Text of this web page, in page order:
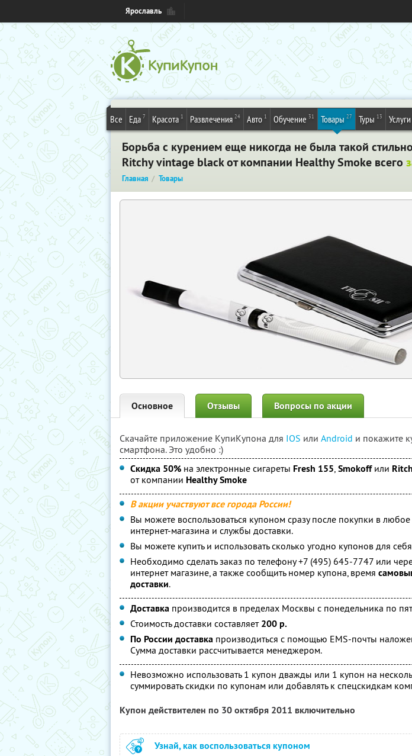
Ярославль
Все Еда 7 Красота 1 Развлечения 24 Авто 1 Обучение 31 Товары 27 Туры 13 Услуги
Борьба с курением еще никогда не была такой
Ritchy vintage black от компании Healthy Smoke всего
Главная Товары
Основное Отзывы Вопросы по акции
Скачайте приложение КупиКупона для IOS или Android и покажите
смартфона. Это удобно :)
Скидка 50% на электронные сигареты Fresh 155, Smokoffили
от компании Healthy Smoke
В акции участвуют все города России!
Вы можете воспользоваться купоном сразу после покупки в
интернет-магазина и службы доставки.
Вы можете купить и использовать сколько угодно купонов для
Необходимо сделать заказ по телефону +7 (495) 645-7747 или
интернет магазине, а также сообщить номер купона, время
доставки.
Доставка производится в пределах Москвы с понедельника по
Стоимость доставки составляет 200 р.
По России доставка производиться с помощью EMS-почты
Сумма доставки рассчитывается менеджером.
Невозможно использовать 1 купон дважды или 1 купон на
суммировать скидки по купонам или добавлять к спецскидкам
Купон действителен по 30 октября 2011 включительно
Узнай, как воспользоваться купоном